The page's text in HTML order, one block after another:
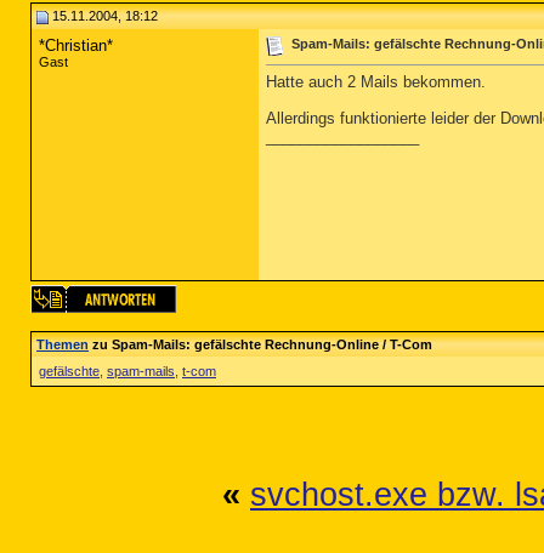
15.11.2004, 18:12
*Christian*
Gast
Spam-Mails: gefälschte Rechnung-
Hatte auch 2 Mails bekommen.
Allerdings funktionierte leider der
Themenzu Spam-Mails: gefälschte Rechnung-Online / T-Com
gefälschte spam-mails t-com
« svchost.exe bzw.